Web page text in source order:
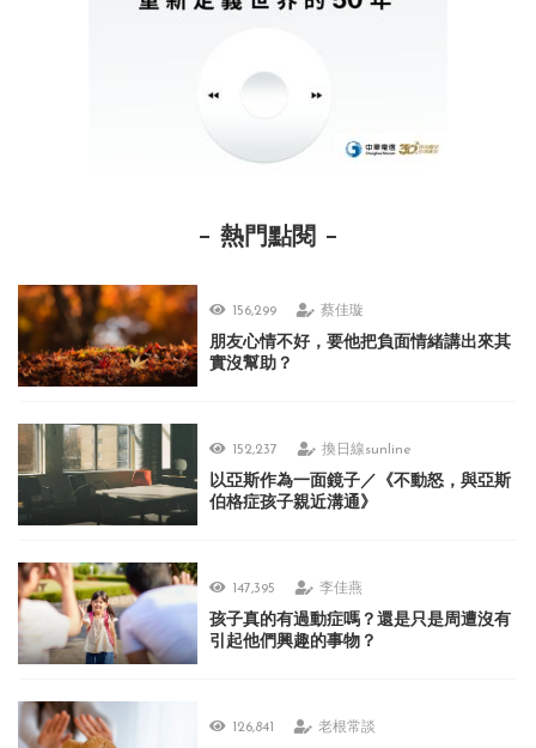
熱門點閱
156,299 蔡佳璇
朋友心情不好，要他把負面情緒講出來其
實沒幫助？
152,237 換日線sunline
以亞斯作為一面鏡子／《不動怒，與亞斯
伯格症孩子親近溝通》
147,395 李佳燕
孩子真的有過動症嗎？還是只是周遭沒有
引起他們興趣的事物？
126,841 老根常談